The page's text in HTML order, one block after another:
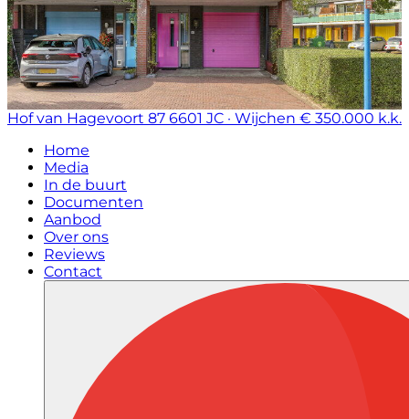
Hof van Hagevoort 87 6601 JC · Wijchen € 350.000 k.k.
Home
Media
In de buurt
Documenten
Aanbod
Over ons
Reviews
Contact